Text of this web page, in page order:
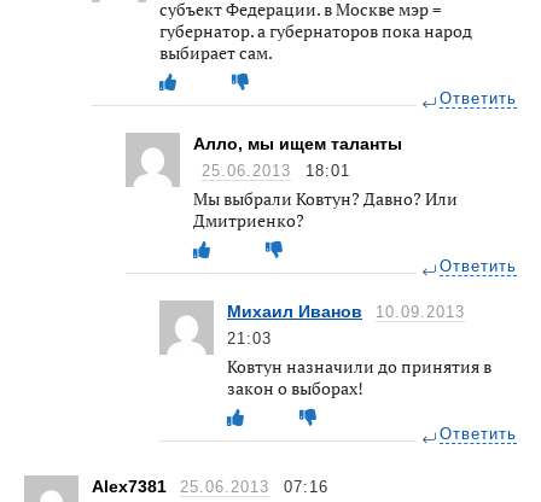
субъект Федерации. в Москве мэр =
губернатор. а губернаторов пока народ
выбирает сам.
Ответить
Алло, мы ищем таланты
25.06.2013 18:01
Мы выбрали Ковтун? Давно? Или
Дмитриенко?
Ответить
Михаил Иванов
10.09.2013
21:03
Ковтун назначили до принятия в
закон о выборах!
Ответить
Alex7381 25.06.2013 07:16